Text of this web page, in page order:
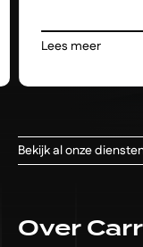
Lees meer
Bekijk al onze
Over